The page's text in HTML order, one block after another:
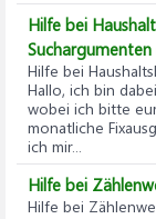
Hilfe bei
Suchargumenten
Hilfe bei
Hallo, ich bin
wobei ich bitte
monatliche
ich mir...
Hilfe bei
Hilfe bei